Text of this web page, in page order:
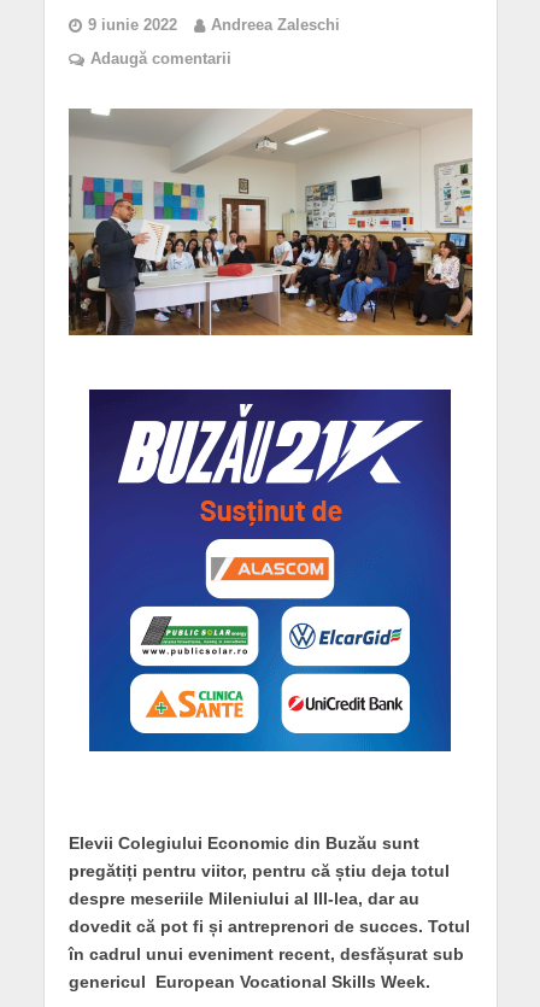
9 iunie 2022
Andreea Zaleschi
Adaugă comentarii
Elevii Colegiului Economic din Buzău sunt
pregătiți pentru viitor, pentru că știu deja totul
despre meseriile Mileniului al III-lea, dar au
dovedit că pot fi și antreprenori de succes. Totul
în cadrul unui eveniment recent, desfășurat sub
genericul European Vocational Skills Week.